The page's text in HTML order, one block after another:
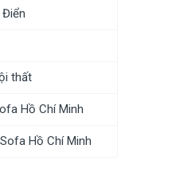
thất
Hồ Chí Minh
Hồ Chí Minh